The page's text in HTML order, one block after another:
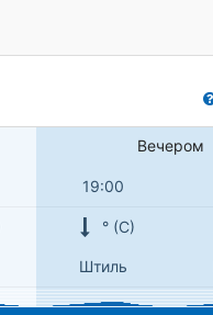
Вечером
19:00
° (С)
Штиль